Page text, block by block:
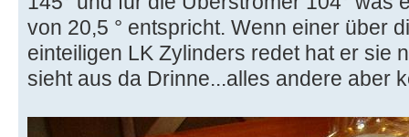
von 20,5 ° entspricht. Wenn einer über
einteiligen LK Zylinders redet hat er sie
sieht aus da Drinne...alles andere aber